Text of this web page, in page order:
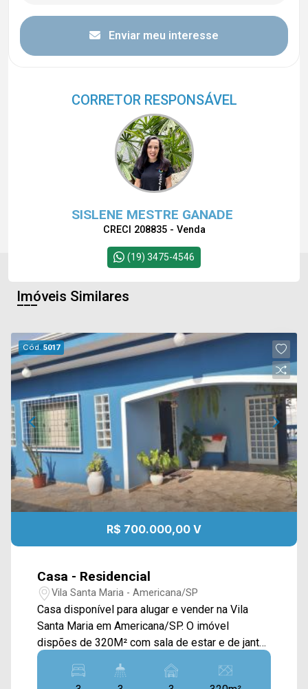
Enviar meu interesse
CORRETOR RESPONSÁVEL
SISLENE MESTRE GANADE
CRECI 208835 - Venda
(19) 3475-4546
Imóveis Similares
Cód.5017
R$ 700.000,00 V
Casa - Residencial
Vila Santa Maria - Americana/SP
Casa disponível para alugar e vender na Vila
Santa Maria em Americana/SP. O imóvel
dispões de 320M² com sala de estar e de jantar,
cozinha planejada, sacada, despensa, escritório,
piscina e área de serviço coberta. Possui